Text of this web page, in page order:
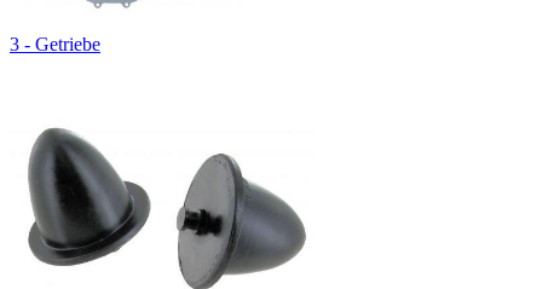
3 - Getriebe